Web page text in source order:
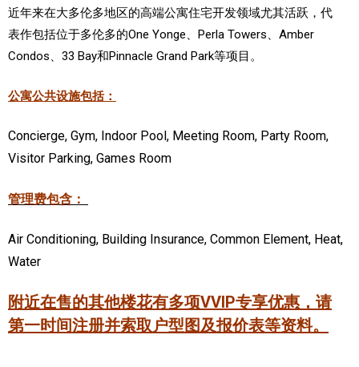
近年来在大多伦多地区的高端公寓住宅开发领域尤其活跃，代
表作包括位于多伦多的One Yonge、Perla Towers、Amber
Condos、33 Bay和Pinnacle Grand Park等项目。
公寓公共设施包括：
Concierge, Gym, Indoor Pool, Meeting Room, Party Room,
Visitor Parking, Games Room
管理费包含：
Air Conditioning, Building Insurance, Common Element, Heat,
Water
附近在售的其他楼花有多项VVIP专享优惠，请
第一时间注册并索取户型图及报价表等资料。